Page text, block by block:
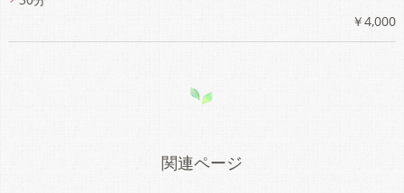
￥4,000
関連ページ